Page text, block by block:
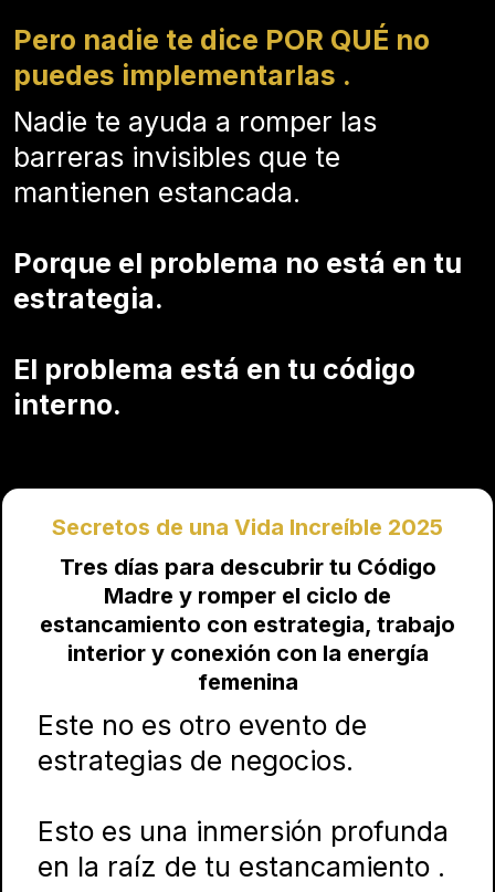
Pero nadie te dice POR QUÉ no
puedes implementarlas .
Nadie te ayuda a romper las
barreras invisibles que te
mantienen estancada.
Porque el problema no está en tu
estrategia.
El problema está en tu código
interno.
Secretos de una Vida Increíble 2025
Tres días para descubrir tu Código
Madre y romper el ciclo de
estancamiento con estrategia, trabajo
interior y conexión con la energía
femenina
Este no es otro evento de
estrategias de negocios.
Esto es una inmersión profunda
en la raíz de tu estancamiento .